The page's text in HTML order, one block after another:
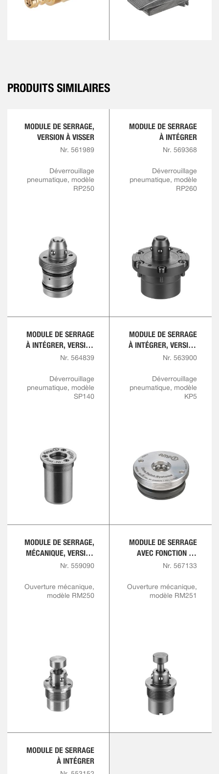
PRODUITS SIMILAIRES
MODULE DE SERRAGE,
VERSION À VISSER
Nr. 561989
Déverrouillage
pneumatique, modèle
RP250
MODULE DE SERRAGE
À INTÉGRER
Nr. 569368
Déverrouillage
pneumatique, modèle
RP260
MODULE DE SERRAGE
À INTÉGRER, VERSION
À VISSER
Nr. 564839
Déverrouillage
pneumatique, modèle
SP140
MODULE DE SERRAGE
À INTÉGRER, VERSION
À VISSER
Nr. 563900
Déverrouillage
pneumatique, modèle
KP5
MODULE DE SERRAGE,
MÉCANIQUE, VERSION
À VISSER
Nr. 559090
Ouverture mécanique,
modèle RM250
MODULE DE SERRAGE
AVEC FONCTION DE
VERROUILLAGE,
À VISSER
Nr. 567133
Ouverture mécanique,
modèle RM251
MODULE DE SERRAGE
À INTÉGRER